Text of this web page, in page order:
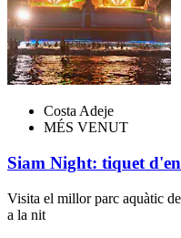
Costa Adeje
MÉS VENUT
Siam Night: tiquet
Visita el millor parc aquàtic
a la nit